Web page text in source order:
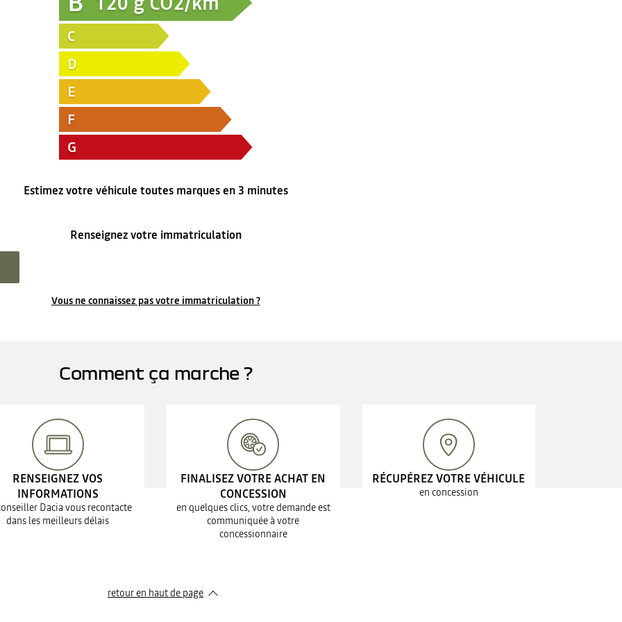
C
D
E
F
G
Estimez votre véhicule toutes marques en 3 minutes
Renseignez votre immatriculation
Vous ne connaissez pas votre immatriculation ?
Comment ça marche ?
RENSEIGNEZ VOS
INFORMATIONS
Dacia vous recontacte
dans les meilleurs délais
FINALISEZ VOTRE ACHAT EN
CONCESSION
en quelques clics, votre demande est
communiquée à votre
concessionnaire
RÉCUPÉREZ VOTRE VÉHICULE
en concession
retour en haut de page​